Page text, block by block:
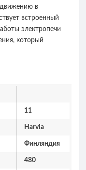
в
встроенный
электропечи
который
11
Harvia
Финляндия
480